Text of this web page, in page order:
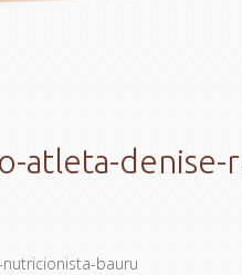
atleta-denise-
bauru